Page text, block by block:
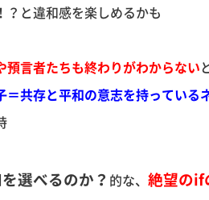
と違和感を楽しめるかも
預言者たちも終わりがわからない
＝共存と平和の意志を持っている
選べるのか？ 的な、 絶望のif